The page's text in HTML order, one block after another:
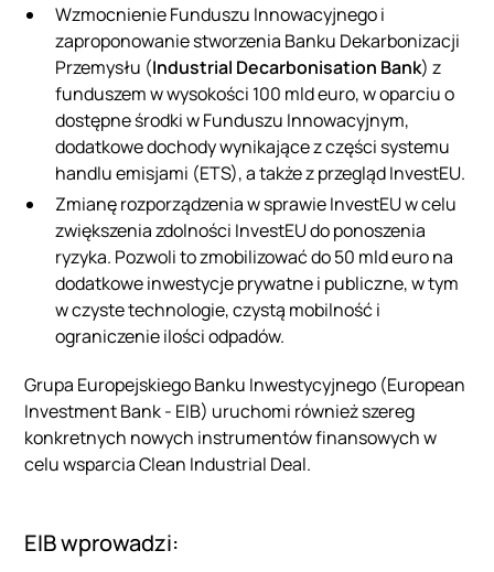
Wzmocnienie Funduszu Innowacyjnego i
zaproponowanie stworzenia Banku Dekarbonizacji
Przemysłu (Industrial Decarbonisation Bank) z
funduszem w wysokości 100 mld euro, w oparciu o
dostępne środki w Funduszu Innowacyjnym,
dodatkowe dochody wynikające z części systemu
handlu emisjami (ETS), a także z przegląd InvestEU.
Zmianę rozporządzenia w sprawie InvestEU w celu
zwiększenia zdolności InvestEU do ponoszenia
ryzyka. Pozwoli to zmobilizować do 50 mld euro na
dodatkowe inwestycje prywatne i publiczne, w tym
w czyste technologie, czystą mobilność i
ograniczenie ilości odpadów.
Grupa Europejskiego Banku Inwestycyjnego (European
Investment Bank - EIB) uruchomi również szereg
konkretnych nowych instrumentów finansowych w
celu wsparcia Clean Industrial Deal.
EIB wprowadzi: